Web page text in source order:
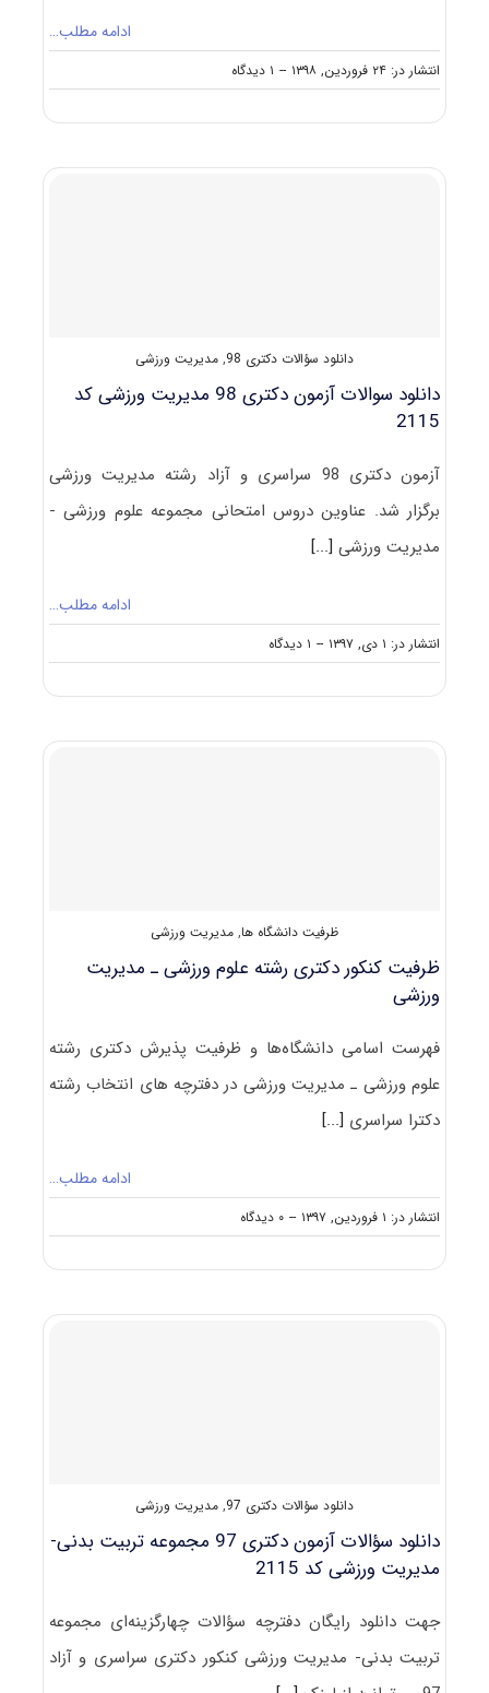
ادامه مطلب…
انتشار در: ۲۴ فروردین, ۱۳۹۸ -- ۱ دیدگاه
on
مصاحبه
(راهنما
دانلود سؤالات دکتری 98 , مدیریت ورزشی
دانلود سوالات آزمون دکتری 98 مدیریت ورزشی کد
2115
آزمون دکتری 98 سراسری و آزاد رشته مدیریت ورزشی
برگزار شد. عناوین دروس امتحانی مجموعه علوم ورزشی -
مدیریت ورزشی[...]
ادامه مطلب…
انتشار در: ۱ دی, ۱۳۹۷ -- ۱ دیدگاه
on
دانلود
۹۸
ظرفیت دانشگاه ها, مدیریت ورزشی
ظرفیت کنکور دکتری رشته علوم ورزشی ـ ﻣﺪﻳﺮﻳﺖ
ورزشی
فهرست اسامی دانشگاه‌ها و ظرفیت پذیرش دکتری رشته
علوم ورزشی ـ ﻣﺪﻳﺮﻳﺖ ورزشی در دفترچه های انتخاب رشته
دکترا سراسری [...]
ادامه مطلب…
انتشار در: ۱ فروردین, ۱۳۹۷ -- ۰ دیدگاه
on
ظرفیت
علوم
دانلود سؤالات دکتری 97 , مدیریت ورزشی
دانلود سؤالات آزمون دکتری 97 مجموعه تربیت بدنی-
مدیریت ورزشی کد 2115
جهت دانلود رایگان دفترچه سؤالات چهارگزینه‌ای مجموعه
تربیت بدنی- مدیریت ورزشی کنکور دکتری سراسری و آزاد